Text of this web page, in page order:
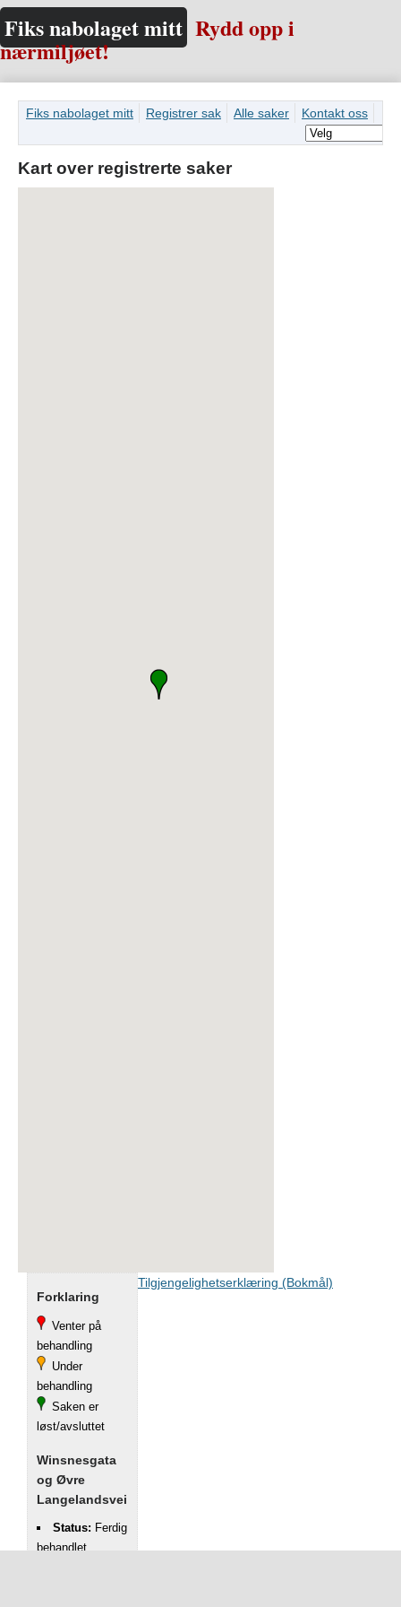
Fiks nabolaget mitt Rydd opp i
nærmiljøet!
Fiks nabolaget mitt Registrer sak Alle saker Kontakt oss
Kart over registrerte saker
Forklaring
Venter på
behandling
Under
behandling
Saken er
løst/avsluttet
Winsnesgata
og Øvre
Langelandsvei
Status: Ferdig
behandlet
Tilgjengelighetserklæring (Bokmål)